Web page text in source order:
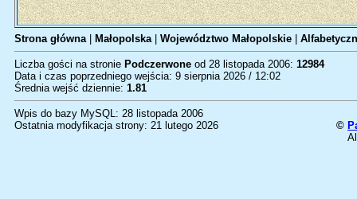
Strona główna| Małopolska| Województwo Małopolskie
Liczba gości na stronie Podczerwone od 28 listopada 2006: 12984
Data i czas poprzedniego wejścia: 9 sierpnia 2026 / 12:02
Średnia wejść dziennie: 1.81
Wpis do bazy MySQL: 28 listopada 2006
Ostatnia modyfikacja strony: 21 lutego 2026
©